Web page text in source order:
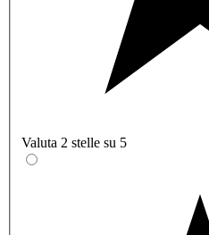
Valuta 2 stelle su 5